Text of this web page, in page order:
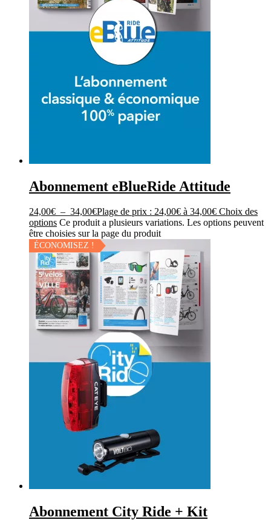
Abonnement eBlueRide Attitude
24,00€ – 34,00€Plage de prix : 24,00€ à 34,00€ Choix des
options Ce produit a plusieurs variations. Les options peuvent
être choisies sur la page du produit
ÉCONOMISEZ !
Abonnement City Ride + Kit